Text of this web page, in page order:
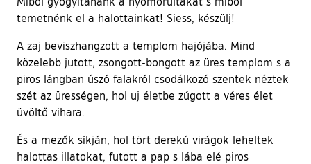
temetnénk el a halottainkat! Siess, készülj!
A zaj beviszhangzott a templom hajójába. Mind
közelebb jutott, zsongott-bongott az üres templom s a
piros lángban úszó falakról csodálkozó szentek néztek
szét az ürességen, hol uj életbe zúgott a véres élet
üvöltő vihara.
És a mezők síkján, hol tört derekú virágok leheltek
halottas illatokat, futott a pap s lába elé piros